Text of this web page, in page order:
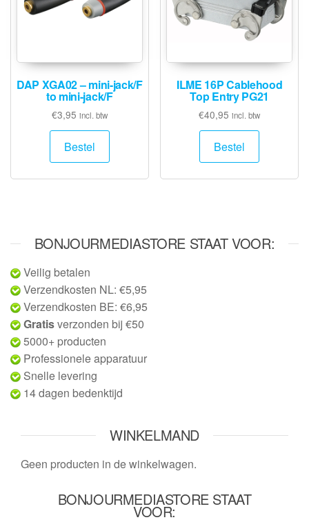
DAP XGA02 – mini-jack/F
to mini-jack/F
€3,95 incl. btw
Bestel
ILME 16P Cablehood
Top Entry PG21
€40,95 incl. btw
Bestel
BONJOURMEDIASTORE STAAT VOOR:
Veilig betalen
Verzendkosten NL: €5,95
Verzendkosten BE: €6,95
Gratisverzonden bij €50
5000+ producten
Professionele apparatuur
Snelle levering
14 dagen bedenktijd
WINKELMAND
Geen producten in de winkelwagen.
BONJOURMEDIASTORE STAAT
VOOR: